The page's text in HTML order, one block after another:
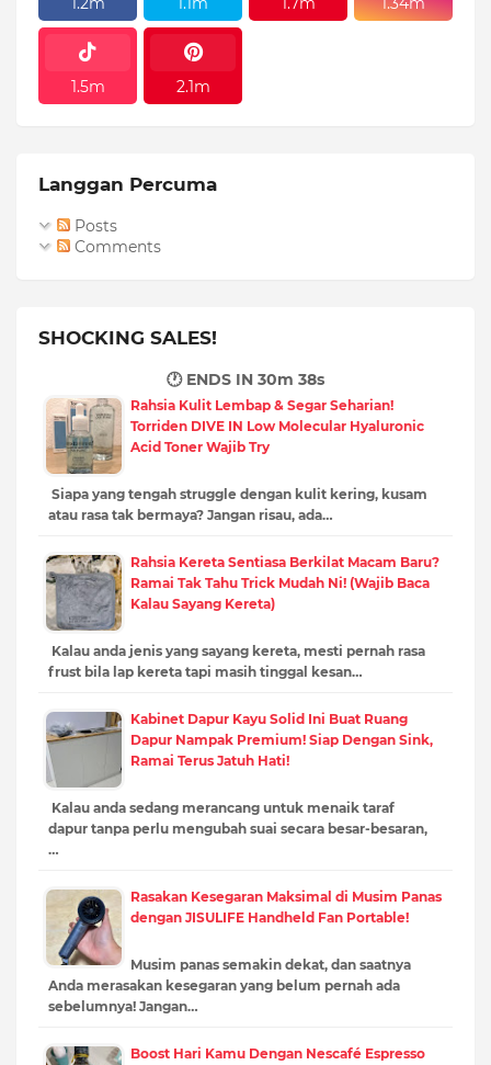
1.5m 2.1m
Langgan Percuma
Posts
Comments
SHOCKING SALES!
🕐 ENDS IN 30m 36s
Rahsia Kulit Lembap & Segar Seharian!
Torriden DIVE IN Low Molecular Hyaluronic
Acid Toner Wajib Try
Siapa yang tengah struggle dengan kulit kering, kusam
atau rasa tak bermaya? Jangan risau, ada…
Rahsia Kereta Sentiasa Berkilat Macam Baru?
Ramai Tak Tahu Trick Mudah Ni! (Wajib Baca
Kalau Sayang Kereta)
Kalau anda jenis yang sayang kereta, mesti pernah rasa
frust bila lap kereta tapi masih tinggal kesan…
Kabinet Dapur Kayu Solid Ini Buat Ruang
Dapur Nampak Premium! Siap Dengan Sink,
Ramai Terus Jatuh Hati!
Kalau anda sedang merancang untuk menaik taraf
dapur tanpa perlu mengubah suai secara besar-besaran,
…
Rasakan Kesegaran Maksimal di Musim Panas
dengan JISULIFE Handheld Fan Portable!
Musim panas semakin dekat, dan saatnya
Anda merasakan kesegaran yang belum pernah ada
sebelumnya! Jangan…
Boost Hari Kamu Dengan Nescafé Espresso